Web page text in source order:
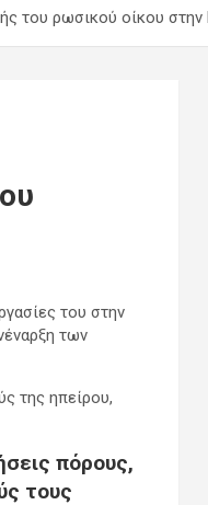
του ρωσικού οίκου
του στην
των
της ηπείρου,
πόρους,
τους